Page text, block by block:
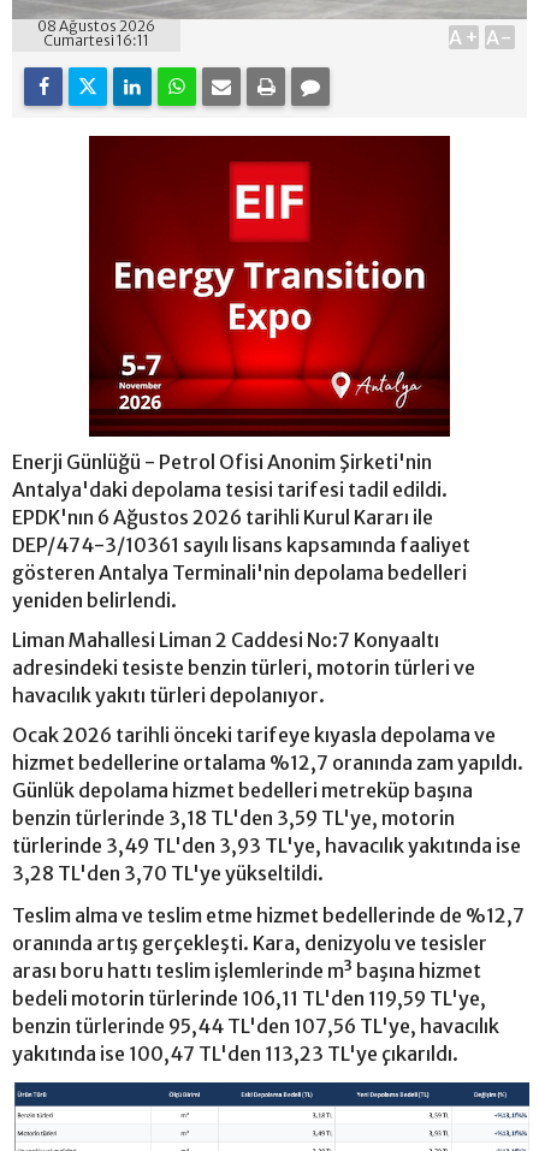
08 Ağustos 2026
Cumartesi 16:11
A+ A-
Enerji Günlüğü - Petrol Ofisi Anonim Şirketi'nin
Antalya'daki depolama tesisi tarifesi tadil edildi.
EPDK'nın 6 Ağustos 2026 tarihli Kurul Kararı ile
DEP/474-3/10361 sayılı lisans kapsamında faaliyet
gösteren Antalya Terminali'nin depolama bedelleri
yeniden belirlendi.
Liman Mahallesi Liman 2 Caddesi No:7 Konyaaltı
adresindeki tesiste benzin türleri, motorin türleri ve
havacılık yakıtı türleri depolanıyor.
Ocak 2026 tarihli önceki tarifeye kıyasla depolama ve
hizmet bedellerine ortalama %12,7 oranında zam yapıldı.
Günlük depolama hizmet bedelleri metreküp başına
benzin türlerinde 3,18 TL'den 3,59 TL'ye, motorin
türlerinde 3,49 TL'den 3,93 TL'ye, havacılık yakıtında ise
3,28 TL'den 3,70 TL'ye yükseltildi.
Teslim alma ve teslim etme hizmet bedellerinde de %12,7
oranında artış gerçekleşti. Kara, denizyolu ve tesisler
arası boru hattı teslim işlemlerinde m³ başına hizmet
bedeli motorin türlerinde 106,11 TL'den 119,59 TL'ye,
benzin türlerinde 95,44 TL'den 107,56 TL'ye, havacılık
yakıtında ise 100,47 TL'den 113,23 TL'ye çıkarıldı.